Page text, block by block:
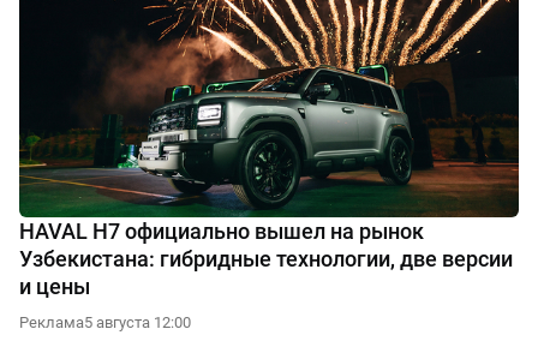
HAVAL H7 официально вышел на рынок
Узбекистана: гибридные технологии, две версии
и цены
Реклама5 августа 12:00